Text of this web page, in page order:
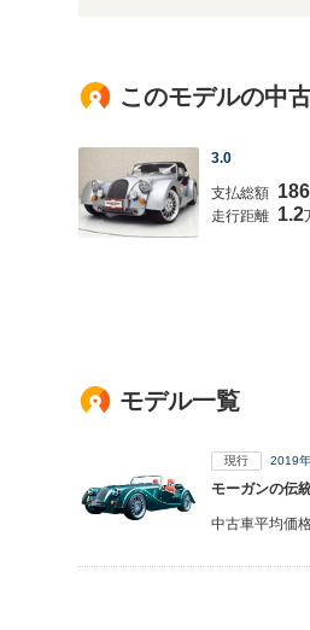
このモデルの中
3.0
支払総額
走行距離 1.2
モデル一覧
現行 2019
モーガンの伝
中古車平均価